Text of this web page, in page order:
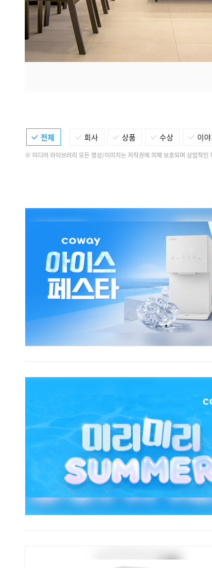
전체 회사 상품 수상 이
※ 미디어 라이브러리 모든 영상/이미지는 저작권에 의해 보호되며 상업적인